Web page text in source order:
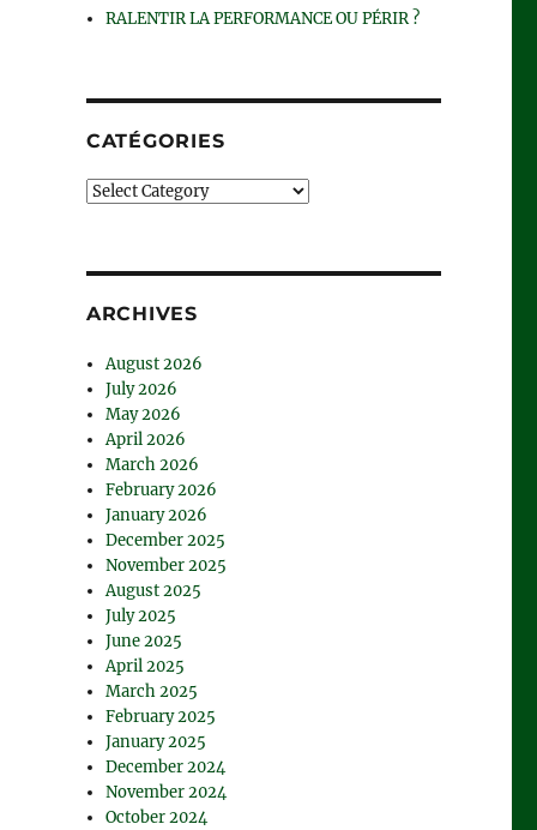
RALENTIR LA PERFORMANCE OU PÉRIR ?
CATÉGORIES
Catégories
ARCHIVES
August 2026
July 2026
May 2026
April 2026
March 2026
February 2026
January 2026
December 2025
November 2025
August 2025
July 2025
June 2025
April 2025
March 2025
February 2025
January 2025
December 2024
November 2024
October 2024